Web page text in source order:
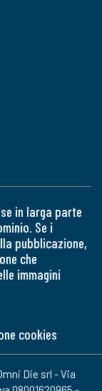
in larga parte
Se i
pubblicazione,
che
immagini
cookies
Die srl - Via